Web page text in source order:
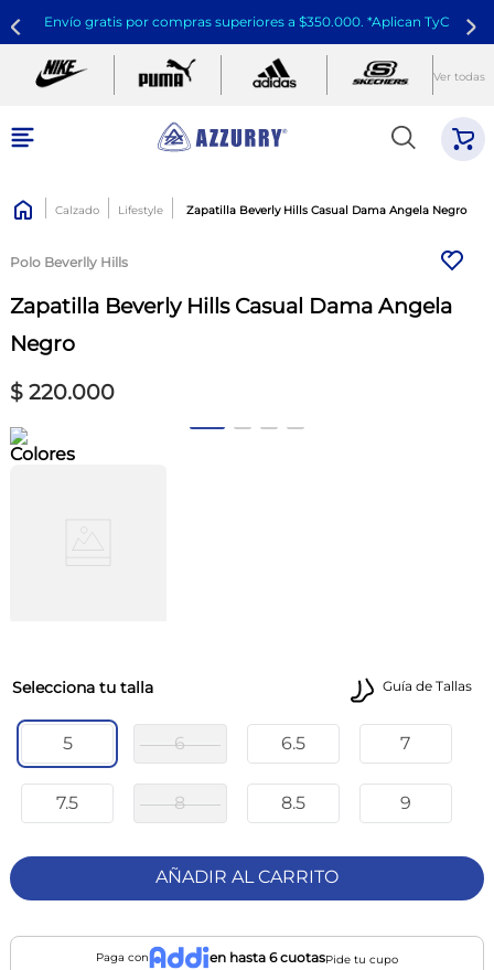
Envío gratis por compras superiores a $350.000. *Aplican TyC
Ver todas
Calzado Lifestyle Zapatilla Beverly Hills Casual Dama Angela Negro
Polo Beverlly Hills
Zapatilla Beverly Hills Casual Dama Angela
Negro
$ 220.000
Colores
Guía de Tallas
talla
5 6 6.5 7
7.5 8 8.5 9
AÑADIR AL CARRITO
Paga con en hasta 6 cuotasPide tu cupo